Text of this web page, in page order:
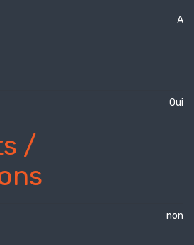
A
Oui
/
non